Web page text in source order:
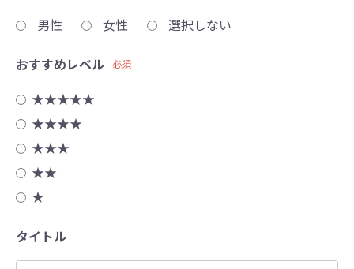
男性
女性 選択しない
おすすめレベル 必須
★★★★★
★★★★
★★★
★★
★
タイトル